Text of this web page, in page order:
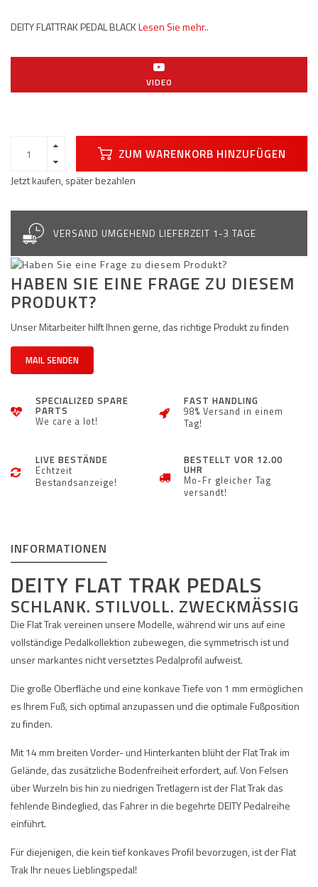
DEITY FLATTRAK PEDAL BLACKLesen Sie mehr..
VIDEO
ZUM WARENKORB HINZUFÜGEN
Jetzt kaufen, später bezahlen
VERSAND UMGEHEND LIEFERZEIT 1-3 TAGE
HABEN SIE EINE FRAGE ZU DIESEM
PRODUKT?
Unser Mitarbeiter hilft Ihnen gerne, das richtige Produkt zu finden
MAIL SENDEN
SPECIALIZED SPARE
PARTS
We care a lot!
FAST HANDLING
98% Versand in einem
Tag!
LIVE BESTÄNDE
Echtzeit
Bestandsanzeige!
BESTELLT VOR 12.00
UHR
Mo-Fr gleicher Tag
versandt!
INFORMATIONEN
DEITY FLAT TRAK PEDALS
SCHLANK. STILVOLL. ZWECKMÄSSIG
Die Flat Trak vereinen unsere Modelle, während wir uns auf eine
vollständige Pedalkollektion zubewegen, die symmetrisch ist und
unser markantes nicht versetztes Pedalprofil aufweist.
Die große Oberfläche und eine konkave Tiefe von 1 mm ermöglichen
es Ihrem Fuß, sich optimal anzupassen und die optimale Fußposition
zu finden.
Mit 14 mm breiten Vorder- und Hinterkanten blüht der Flat Trak im
Gelände, das zusätzliche Bodenfreiheit erfordert, auf. Von Felsen
über Wurzeln bis hin zu niedrigen Tretlagern ist der Flat Trak das
fehlende Bindeglied, das Fahrer in die begehrte DEITY Pedalreihe
einführt.
Für diejenigen, die kein tief konkaves Profil bevorzugen, ist der Flat
Trak Ihr neues Lieblingspedal!